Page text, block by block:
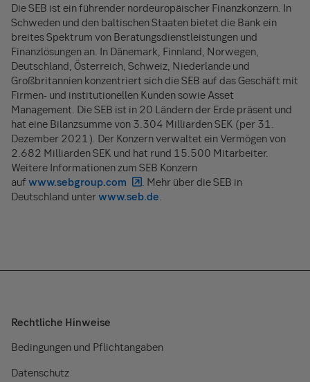
Die SEB ist ein führender nordeuropäischer Finanzkonzern. In
Schweden und den baltischen Staaten bietet die Bank ein
breites Spektrum von Beratungsdienstleistungen und
Finanzlösungen an. In Dänemark, Finnland, Norwegen,
Deutschland, Österreich, Schweiz, Niederlande und
Großbritannien konzentriert sich die SEB auf das Geschäft mit
Firmen- und institutionellen Kunden sowie Asset
Management. Die SEB ist in 20 Ländern der Erde präsent und
hat eine Bilanzsumme von 3.304 Milliarden SEK (per 31.
Dezember 2021). Der Konzern verwaltet ein Vermögen von
2.682 Milliarden SEK und hat rund 15.500 Mitarbeiter.
Weitere Informationen zum SEB Konzern
auf www.sebgroup.com
. Mehr über die SEB in
Deutschland unterwww.seb.de.
Rechtliche Hinweise
Bedingungen und Pflichtangaben
Datenschutz